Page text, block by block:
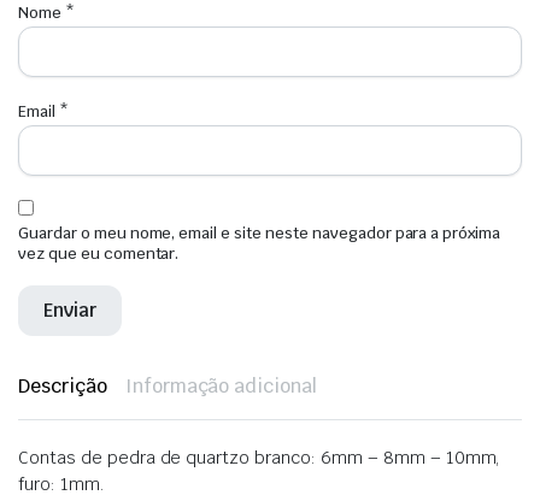
Nome *
Email *
Guardar o meu nome, email e site neste navegador para a próxima
vez que eu comentar.
Descrição Informação adicional
Contas de pedra de quartzo branco: 6mm – 8mm – 10mm,
furo: 1mm.